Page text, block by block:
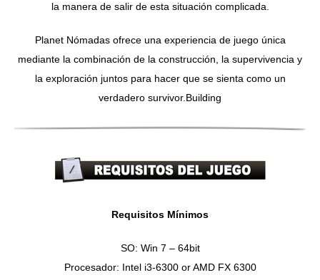
la manera de salir de esta situación complicada.
Planet Nómadas ofrece una experiencia de juego única
mediante la combinación de la construcción, la supervivencia y
la exploración juntos para hacer que se sienta como un
verdadero survivor.Building
Requisitos Mínimos
SO: Win 7 – 64bit
Procesador: Intel i3-6300 or AMD FX 6300